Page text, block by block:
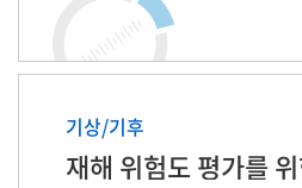
기상/기후